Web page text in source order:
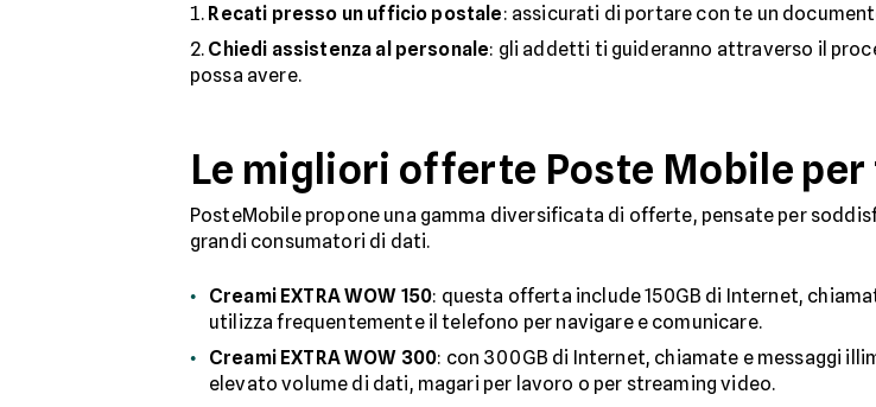
Recati presso un ufficio postale: assicurati di portare con te un
Chiedi assistenza al personale: gli addetti ti guideranno attraverso il
possa avere.
Le migliori offerte Poste Mobile per
PosteMobile propone una gamma diversificata di offerte, pensate per
grandi consumatori di dati.
Creami EXTRA WOW 150: questa offerta include 150GB di Internet,
utilizza frequentemente il telefono per navigare e comunicare.
Creami EXTRA WOW 300: con 300GB di Internet, chiamate e messaggi
elevato volume di dati, magari per lavoro o per streaming video.